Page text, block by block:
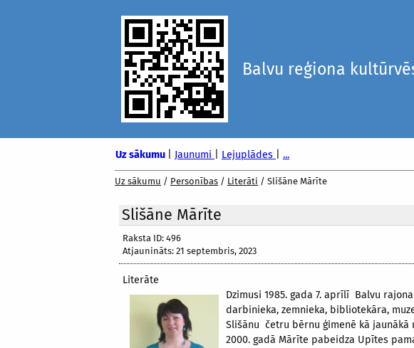
Balvu reģiona
Uz sākumu Jaunumi Lejuplādes ...
Uz sākumu / Personības / Literāti / Slišāne Mārīte
Slišāne Mārīte
Raksta ID: 496
Atjaunināts: 21 septembris, 2023
Literāte
Dzimusi 1985. gada 7. aprīlī Balvu
darbinieka, zemnieka, bibliotekāra,
Slišānu četru bērnu ģimenē kā jaunākā
2000. gadā Mārīte pabeidza Upītes